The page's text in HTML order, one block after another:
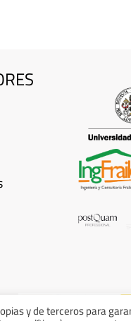
y de terceros para